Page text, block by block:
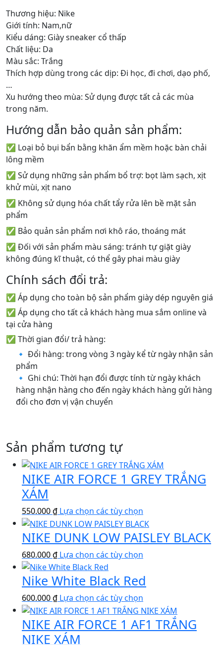
Thương hiệu: Nike
Giới tính: Nam,nữ
Kiểu dáng: Giày sneaker cổ thấp
Chất liệu: Da
Màu sắc: Trắng
Thích hợp dùng trong các dịp: Đi học, đi chơi, dạo phố,
…
Xu hướng theo mùa: Sử dụng được tất cả các mùa
trong năm.
Hướng dẫn bảo quản sản phẩm:
✅ Loại bỏ bụi bẩn bằng khăn ẩm mềm hoặc bàn chải
lông mềm
✅ Sử dụng những sản phẩm bổ trợ: bọt làm sạch, xịt
khử mùi, xịt nano
✅ Không sử dụng hóa chất tẩy rửa lên bề mặt sản
phẩm
✅ Bảo quản sản phẩm nơi khô ráo, thoáng mát
✅ Đối với sản phẩm màu sáng: tránh tự giặt giày
không đúng kĩ thuật, có thể gây phai màu giày
Chính sách đổi trả:
✅ Áp dụng cho toàn bộ sản phẩm giày dép nguyên giá
✅ Áp dụng cho tất cả khách hàng mua sắm online và
tại cửa hàng
✅ Thời gian đổi/ trả hàng:
🔹 Đổi hàng: trong vòng 3 ngày kể từ ngày nhận sản
phẩm
🔹 Ghi chú: Thời hạn đổi được tính từ ngày khách
hàng nhận hàng cho đến ngày khách hàng gửi hàng
đổi cho đơn vị vận chuyển
Sản phẩm tương tự
NIKE AIR FORCE 1 GREY TRẮNG
XÁM
550.000₫ Lựa chọn các tùy chọn
phẩm
này
có
nhiều
thể.
tùy
chọn
có
NIKE DUNK LOW PAISLEY BLACK
680.000₫ Lựa chọn các tùy chọn
này
có
nhiều
biến
thể.
Nike White Black Red
600.000₫ Lựa chọn các tùy chọn
phẩm
này
có
NIKE AIR FORCE 1 AF1 TRẮNG
NIKE XÁM